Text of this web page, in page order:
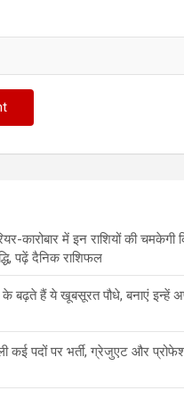
कारोबार में इन राशियों की चमकेगी
पढ़ें दैनिक राशिफल
बढ़ते हैं ये खूबसूरत पौधे, बनाएं इन्‍हें
कई पदों पर भर्ती, ग्रेजुएट और